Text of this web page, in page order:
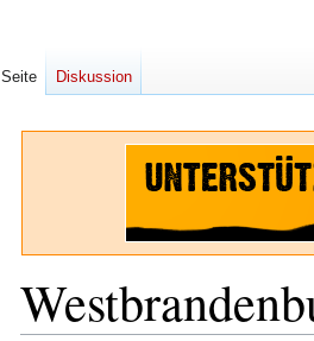
Seite Diskussion